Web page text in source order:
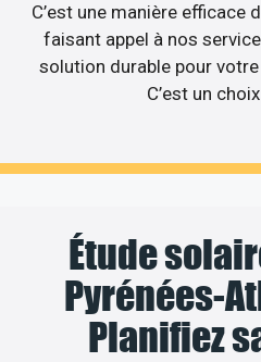
C’est une manière efficace
faisant appel à nos
solution durable pour
C’est un
Étude
Pyrénées-
Planifiez